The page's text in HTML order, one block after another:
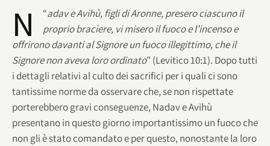
“
N
adav e Avihù, figli di Aronne, presero ciascuno il
proprio braciere, vi misero il fuoco e l’incenso e
offrirono davanti al Signore un fuoco illegittimo, che il
Signore non aveva loro ordinato” (Levitico 10:1). Dopo tutti
i dettagli relativi al culto dei sacrifici per i quali ci sono
tantissime norme da osservare che, se non rispettate
porterebbero gravi conseguenze, Nadav e Avihù
presentano in questo giorno importantissimo un fuoco che
non gli è stato comandato e per questo, nonostante la loro